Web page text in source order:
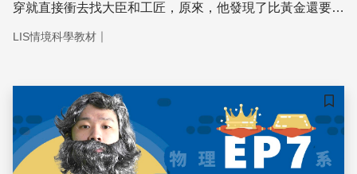
穿就直接衝去找大臣和工匠，原來，他發現了比黃金還要貴
的液體重。」
LIS情境科學教材 ｜
儲存